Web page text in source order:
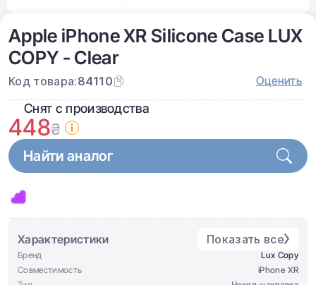
Apple iPhone XR Silicone Case LUX
COPY - Clear
Код товара:84110 Оценить
Снят с производства
448₴
Найти аналог
Характеристики Показать все
Бренд
Lux Copy
Совместимость
iPhone XR